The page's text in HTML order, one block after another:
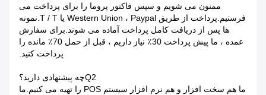
ممنون می شویم و سپس فاکتور پروما را برای پرداخت می
فرستیم.پرداخت از طریق Western Union ، Paypal یا T / T.نمونه
ها پس از دریافت کامل پرداخت آماده می شوند.برای سفارش
عمده ، ما پیش پرداخت 30٪ نیاز داریم ، قبل از حمل 70٪ مانده را
پرداخت کنید.
Q2چه پیشنهادی دارید؟
ما هم سخت افزار و هم نرم افزار سیستم POS را تهیه می کنیم.ما